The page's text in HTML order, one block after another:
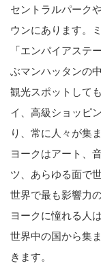
セントラルパーク
ウンにあります。
「エンパイアステ
ぶマンハッタンの
観光スポットして
イ、高級ショッピ
り、常に人々が集
ヨークはアート、
ツ、あらゆる面で
世界で最も影響力
ヨークに憧れる人
世界中の国から集
きます。